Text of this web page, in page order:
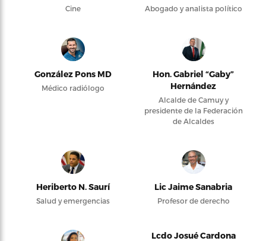
Cine Abogado y analista político
González Pons MD
Médico radiólogo
Hon. Gabriel “Gaby”
Hernández
Alcalde de Camuy y
presidente de la Federación
de Alcaldes
Heriberto N. Saurí
Salud y emergencias
Lic Jaime Sanabria
Profesor de derecho
Lcdo Josué Cardona